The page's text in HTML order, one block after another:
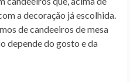
a decoração já escolhida.
de candeeiros de mesa
depende do gosto e da